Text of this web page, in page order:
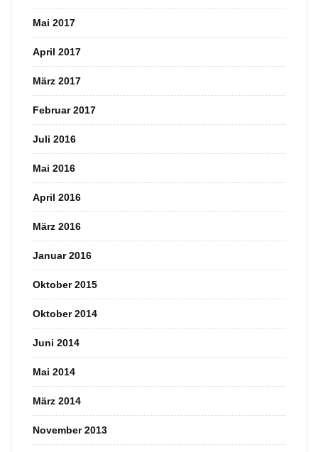
Mai 2017
April 2017
März 2017
Februar 2017
Juli 2016
Mai 2016
April 2016
März 2016
Januar 2016
Oktober 2015
Oktober 2014
Juni 2014
Mai 2014
März 2014
November 2013